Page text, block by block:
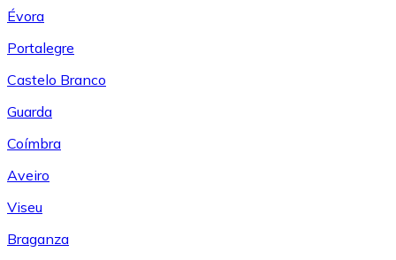
Évora
Portalegre
Castelo Branco
Guarda
Coímbra
Aveiro
Viseu
Braganza